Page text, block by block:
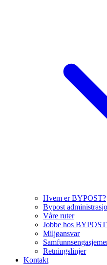
Hvem er BYPOST?
Bypost
Våre ruter
Jobbe hos
Miljøansvar
Retningslinjer
Kontakt